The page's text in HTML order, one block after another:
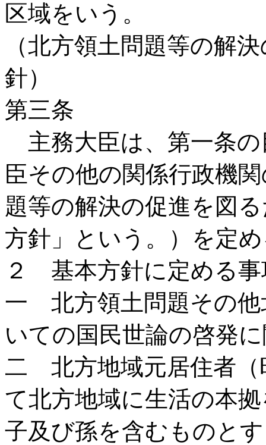
区域をいう。
（北方領土問題等の解
針）
第三条
主務大臣は、第一条の
臣その他の関係行政機
題等の解決の促進を図
方針」という。）を定
２ 基本方針に定める
一 北方領土問題その他
いての国民世論の啓発
二 北方地域元居住者（
て北方地域に生活の本
子及び孫を含むものと